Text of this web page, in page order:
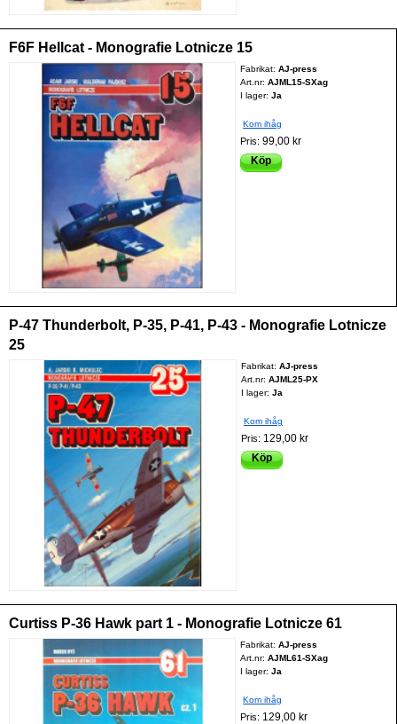
F6F Hellcat - Monografie Lotnicze 15
Fabrikat:AJ-press
Art.nr:AJML15-SXag
I lager: Ja
Kom ihåg
Pris:99,00 kr
Köp
P-47 Thunderbolt, P-35, P-41, P-43 - Monografie Lotnicze
25
Fabrikat: AJ-press
Art.nr: AJML25-PX
I lager: Ja
Kom ihåg
Pris: 129,00 kr
Köp
Curtiss P-36 Hawk part 1 - Monografie Lotnicze 61
Fabrikat:AJ-press
Art.nr:AJML61-SXag
I lager: Ja
Kom ihåg
Pris: 129,00 kr